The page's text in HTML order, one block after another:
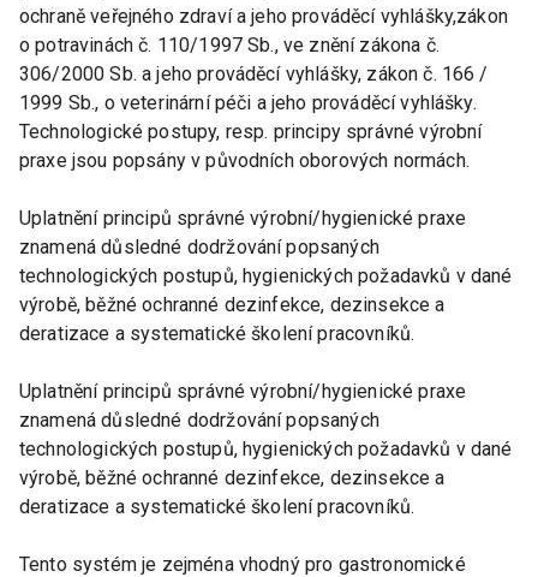
ochraně veřejného zdraví a jeho prováděcí vyhlášky,zákon
o potravinách č. 110/1997 Sb., ve znění zákona č.
306/2000 Sb. a jeho prováděcí vyhlášky, zákon č. 166 /
1999 Sb., o veterinární péči a jeho prováděcí vyhlášky.
Technologické postupy, resp. principy správné výrobní
praxe jsou popsány v původních oborových normách.
Uplatnění principů správné výrobní/hygienické praxe
znamená důsledné dodržování popsaných
technologických postupů, hygienických požadavků v dané
výrobě, běžné ochranné dezinfekce, dezinsekce a
deratizace a systematické školení pracovníků.
Uplatnění principů správné výrobní/hygienické praxe
znamená důsledné dodržování popsaných
technologických postupů, hygienických požadavků v dané
výrobě, běžné ochranné dezinfekce, dezinsekce a
deratizace a systematické školení pracovníků.
Tento systém je zejména vhodný pro gastronomické